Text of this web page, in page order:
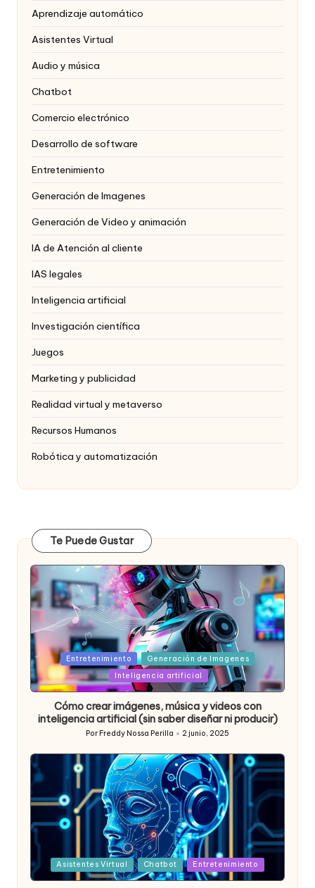
Aprendizaje automático
Asistentes Virtual
Audio y música
Chatbot
Comercio electrónico
Desarrollo de software
Entretenimiento
Generación de Imagenes
Generación de Video y animación
IA de Atención al cliente
IAS legales
Inteligencia artificial
Investigación científica
Juegos
Marketing y publicidad
Realidad virtual y metaverso
Recursos Humanos
Robótica y automatización
Te Puede Gustar
Posted
in
Entretenimiento
Generación de Imagenes
Inteligencia artificial
Cómo crear imágenes, música y videos con
inteligencia artificial (sin saber diseñar ni producir)
Publicado
por
Por Freddy Nossa Perilla 2 junio, 2025
Posted
in
Asistentes Virtual Chatbot Entretenimiento